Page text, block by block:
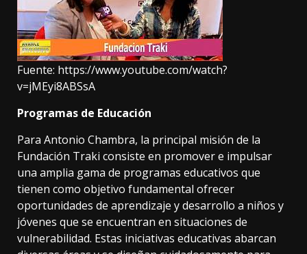
Fuente: https://www.youtube.com/watch?
v=jMEyi8ABSsA
Programas de Educación
Para Antonio Chambra, la principal misión de la
Fundación Traki consiste en promover e impulsar
una amplia gama de programas educativos que
tienen como objetivo fundamental ofrecer
oportunidades de aprendizaje y desarrollo a niños y
jóvenes que se encuentran en situaciones de
vulnerabilidad. Estas iniciativas educativas abarcan